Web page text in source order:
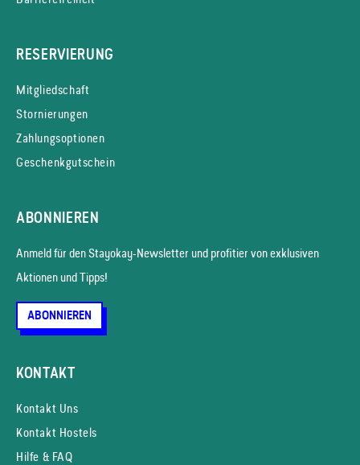
RESERVIERUNG
Mitgliedschaft
Stornierungen
Zahlungsoptionen
Geschenkgutschein
ABONNIEREN
Anmeld für den Stayokay-News­letter und profitier von exklusiven
Aktionen und Tipps!
ABONNIEREN
KONTAKT
Kontakt Uns
Kontakt Hostels
Hilfe & FAQ